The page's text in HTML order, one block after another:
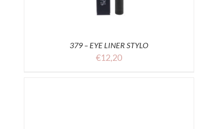
379 – EYE LINER STYLO
€12,20